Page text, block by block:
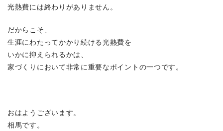
光熱費には終わりがありません。
だからこそ、
生涯にわたってかかり続ける光熱費を
いかに抑えられるかは、
家づくりにおいて非常に重要なポイントの一つです。
おはようございます。
相馬です。